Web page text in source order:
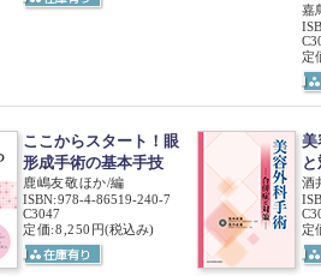
嘉
定
ここからスタート！眼
形成手術の基本手技
鹿嶋友敬ほか/編
ISBN:978-4-86519-240-7
C3047
定価:8,250円(税込み)
美
酒
定